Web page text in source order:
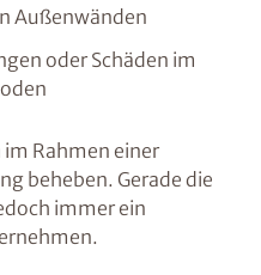
Außenwänden
oder Schäden im
im Rahmen einer
beheben. Gerade die
immer ein